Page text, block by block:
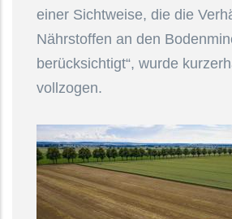
einer Sichtweise, die die
Nährstoffen an den
berücksichtigt“, wurde
vollzogen.